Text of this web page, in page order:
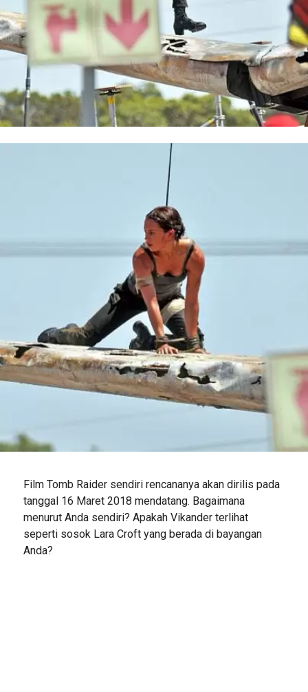
Film Tomb Raider sendiri rencananya akan dirilis pada
tanggal 16 Maret 2018 mendatang. Bagaimana
menurut Anda sendiri? Apakah Vikander terlihat
seperti sosok Lara Croft yang berada di bayangan
Anda?